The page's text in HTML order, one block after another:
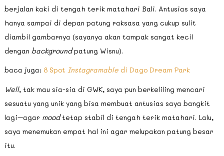
berjalan kaki di tengah terik matahari Bali. Antusias saya
hanya sampai di depan patung raksasa yang cukup sulit
diambil gambarnya (sayanya akan tampak sangat kecil
dengan backgroundpatung Wisnu).
baca juga: 8 Spot Instagramabledi Dago Dream Park
Well, tak mau sia-sia di GWK, saya pun berkeliling mencari
sesuatu yang unik yang bisa membuat antusias saya bangkit
lagi–agar moodtetap stabil di tengah terik matahari. Lalu,
saya menemukan empat hal ini agar melupakan patung besar
itu.